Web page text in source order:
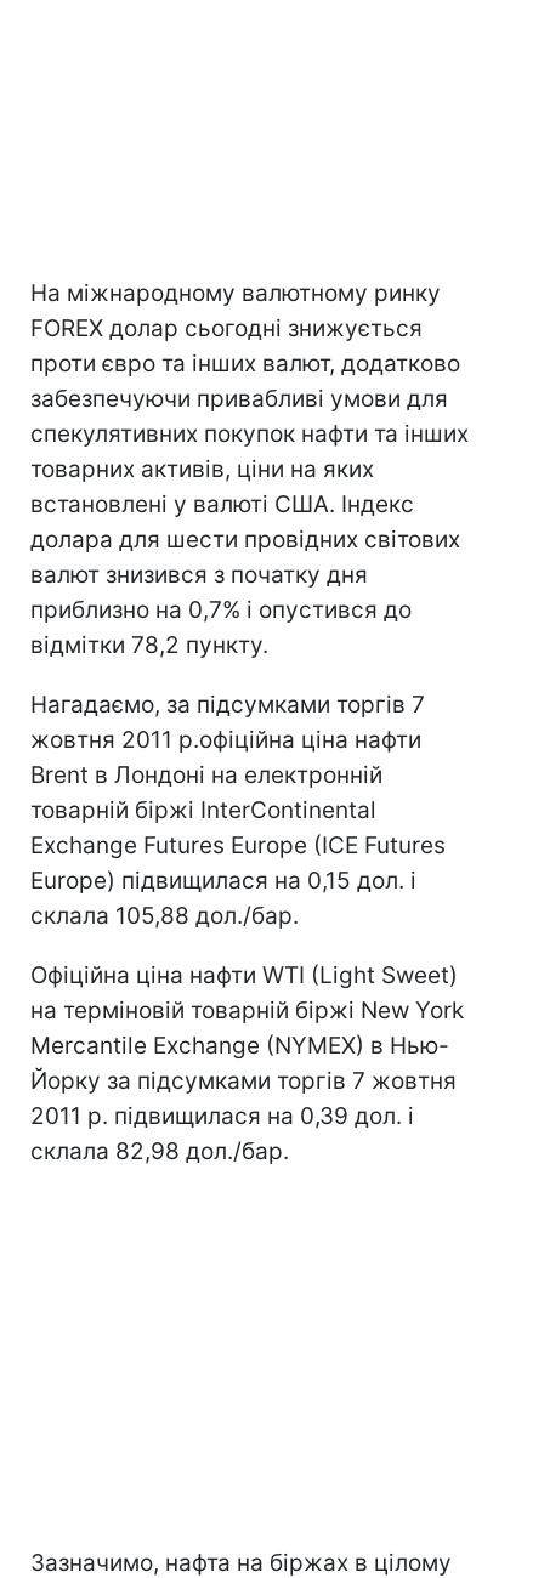
На міжнародному валютному ринку
FOREX долар сьогодні знижується
проти євро та інших валют, додатково
забезпечуючи привабливі умови для
спекулятивних покупок нафти та інших
товарних активів, ціни на яких
встановлені у валюті США. Індекс
долара для шести провідних світових
валют знизився з початку дня
приблизно на 0,7% і опустився до
відмітки 78,2 пункту.
Нагадаємо, за підсумками торгів 7
жовтня 2011 р.офіційна ціна нафти
Brent в Лондоні на електронній
товарній біржі InterContinental
Exchange Futures Europe (ICE Futures
Europe) підвищилася на 0,15 дол. і
склала 105,88 дол./бар.
Офіційна ціна нафти WTI (Light Sweet)
на терміновій товарній біржі New York
Mercantile Exchange (NYMEX) в Нью-
Йорку за підсумками торгів 7 жовтня
2011 р. підвищилася на 0,39 дол. і
склала 82,98 дол./бар.
Зазначимо, нафта на біржах в цілому